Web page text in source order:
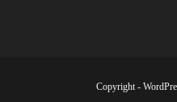
Copyright -